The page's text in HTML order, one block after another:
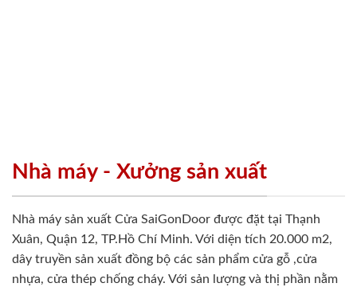
Nhà máy - Xưởng sản xuất
Nhà máy sản xuất Cửa SaiGonDoor được đặt tại Thạnh
Xuân, Quận 12, TP.Hồ Chí Minh. Với diện tích 20.000 m2,
dây truyền sản xuất đồng bộ các sản phẩm cửa gỗ ,cửa
nhựa, cửa thép chống cháy. Với sản lượng và thị phần nằm